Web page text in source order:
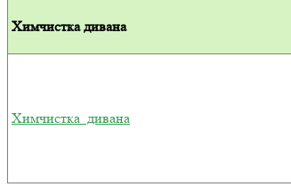
Химчистка дивана
Химчистка дивана